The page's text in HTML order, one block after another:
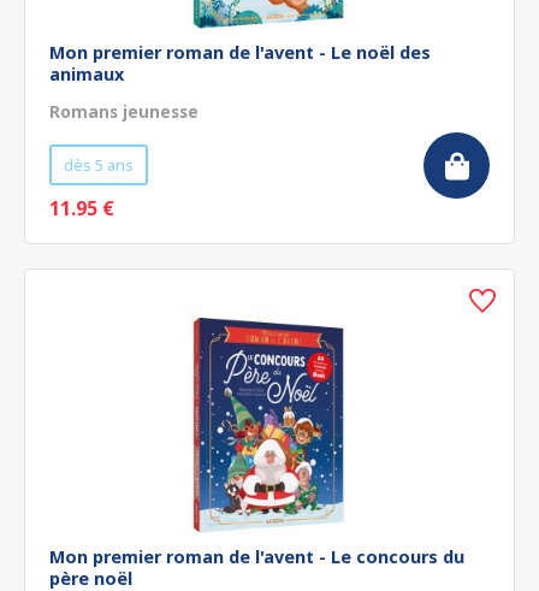
Mon premier roman de l'avent - Le noël des
animaux
Romans jeunesse
dès 5 ans
11.95 €
Mon premier roman de l'avent - Le concours du
père noël